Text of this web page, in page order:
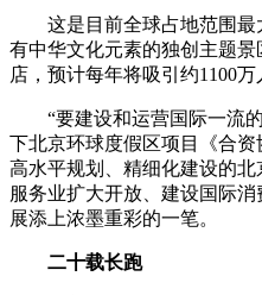
这是目前全球占地范围最
有中华文化元素的独创主题
店，预计每年将吸引约1100万
“要建设和运营国际一流的
下北京环球度假区项目《合
高水平规划、精细化建设的
服务业扩大开放、建设国际
展添上浓墨重彩的一笔。
二十载长跑